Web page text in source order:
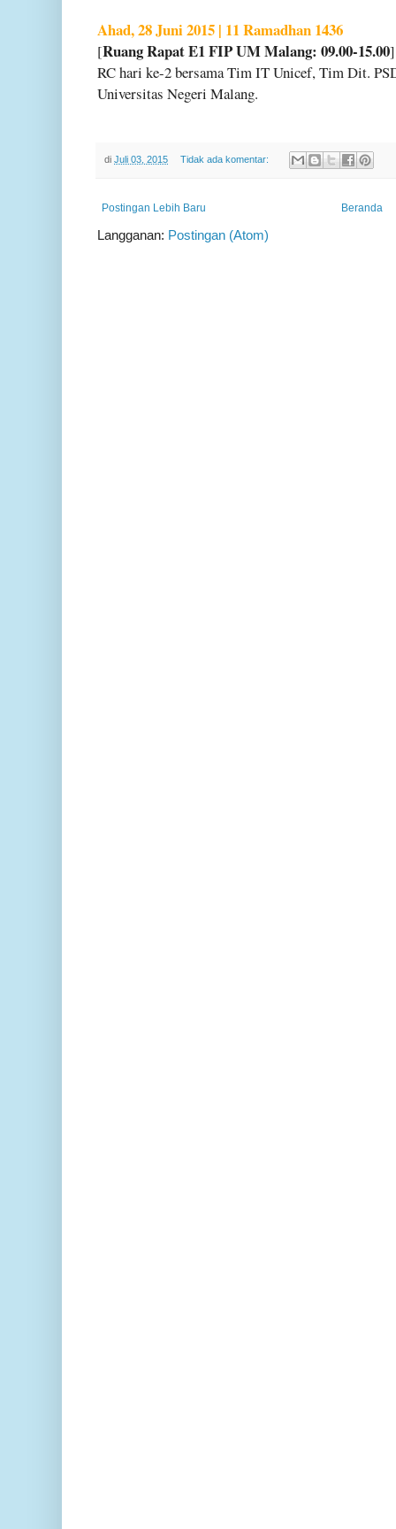
Ahad, 28 Juni 2015 | 11 Ramadhan 1436
[Ruang Rapat E1 FIP UM Malang: 09.00-15.00
RC hari ke-2 bersama Tim IT Unicef, Tim Dit.
Universitas Negeri Malang.
di Juli 03, 2015 Tidak ada komentar:
Postingan Lebih Baru Beranda
Langganan: Postingan (Atom)